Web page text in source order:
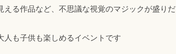
える作品など、不思議な視覚のマジックが盛りだ
人も子供も楽しめるイベントです